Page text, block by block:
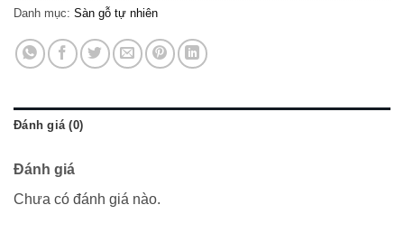
Danh mục: Sàn gỗ tự nhiên
Đánh giá (0)
Đánh giá
Chưa có đánh giá nào.